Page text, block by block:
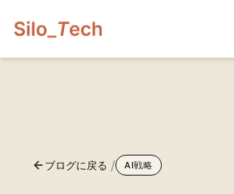
ブログに戻る / AI戦略